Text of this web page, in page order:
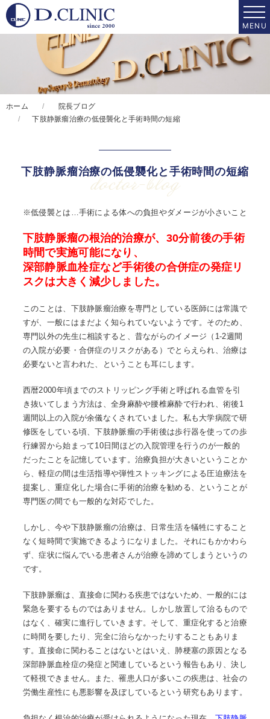
ホーム
院長ブログ
下肢静脈瘤治療の低侵襲化と手術時間の短縮
下肢静脈瘤治療の低侵襲化と手術時間の短縮
doctor-blog
※低侵襲とは…手術による体への負担やダメージが小さいこと
下肢静脈瘤の根治的治療が、30分前後の手術
時間で実施可能になり、
深部静脈血栓症など手術後の合併症の発症リ
スクは大きく減少しました。
このことは、下肢静脈瘤治療を専門としている医師には常識で
すが、一般にはまだよく知られていないようです。そのため、
専門以外の先生に相談すると、昔ながらのイメージ（1-2週間
の入院が必要・合併症のリスクがある）でとらえられ、治療は
必要ないと言われた、ということも耳にします。
西暦2000年頃までのストリッピング手術と呼ばれる血管を引
き抜いてしまう方法は、全身麻酔や腰椎麻酔で行われ、術後1
週間以上の入院が余儀なくされていました。私も大学病院で研
修医をしている頃、下肢静脈瘤の手術後は歩行器を使っての歩
行練習から始まって10日間ほどの入院管理を行うのが一般的
だったことを記憶しています。治療負担が大きいということか
ら、軽症の間は生活指導や弾性ストッキングによる圧迫療法を
提案し、重症化した場合に手術的治療を勧める、ということが
専門医の間でも一般的な対応でした。
しかし、今や下肢静脈瘤の治療は、日常生活を犠牲にすること
なく短時間で実施できるようになりました。それにもかかわら
ず、症状に悩んでいる患者さんが治療を諦めてしまうというの
です。
下肢静脈瘤は、直接命に関わる疾患ではないため、一般的には
緊急を要するものではありません。しかし放置して治るもので
はなく、確実に進行していきます。そして、重症化すると治療
に時間を要したり、完全に治らなかったりすることもありま
す。直接命に関わることはないとはいえ、肺梗塞の原因となる
深部静脈血栓症の発症と関連しているという報告もあり、決し
て軽視できません。また、罹患人口が多いこの疾患は、社会の
労働生産性にも悪影響を及ぼしているという研究もあります。